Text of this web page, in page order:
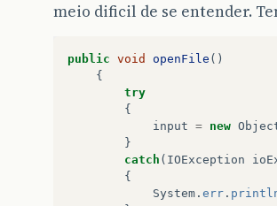
meio dificil de se entender.
public void openFile ()
{
try
{
input = new
}
catch ( IOException
{
System . err .